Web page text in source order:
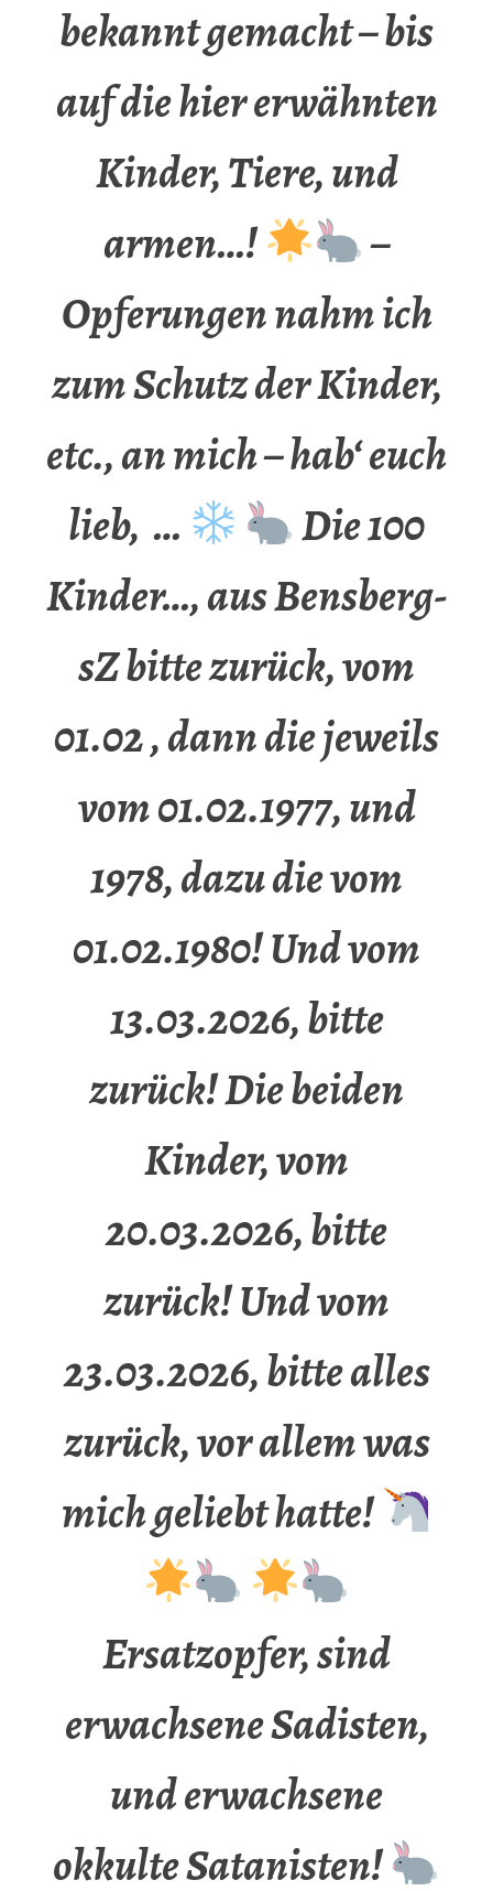
bekannt gemacht – bis
auf die hier erwähnten
Kinder, Tiere, und
armen…!
–
Opferungen nahm ich
zum Schutz der Kinder,
etc., an mich – hab‘ euch
lieb, …
Die 100
Kinder…, aus Bensberg-
sZ bitte zurück, vom
01.02 , dann die jeweils
vom 01.02.1977, und
1978, dazu die vom
01.02.1980! Und vom
13.03.2026, bitte
zurück! Die beiden
Kinder, vom
20.03.2026, bitte
zurück! Und vom
23.03.2026, bitte alles
zurück, vor allem was
mich geliebt hatte!
Ersatzopfer, sind
erwachsene Sadisten,
und erwachsene
okkulte Satanisten!